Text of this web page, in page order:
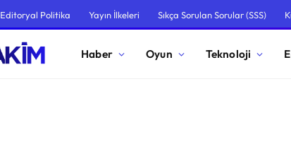
Editoryal Politika Yayın İlkeleri Sıkça Sorulan Sorular (SSS)
Haber Oyun Teknoloji